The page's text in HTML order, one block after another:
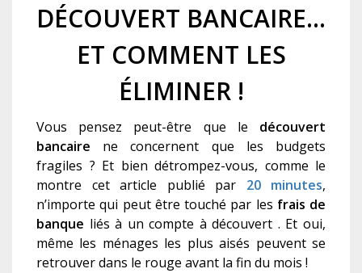
DÉCOUVERT BANCAIRE…
ET COMMENT LES
ÉLIMINER !
Vous pensez peut-être que le découvert
bancaire ne concernent que les budgets
fragiles ? Et bien détrompez-vous, comme le
montre cet article publié par 20 minutes,
n’importe qui peut être touché par les frais de
banque liés à un compte à découvert . Et oui,
même les ménages les plus aisés peuvent se
retrouver dans le rouge avant la fin du mois !